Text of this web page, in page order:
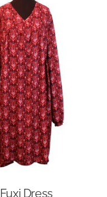
Fuxi Dress